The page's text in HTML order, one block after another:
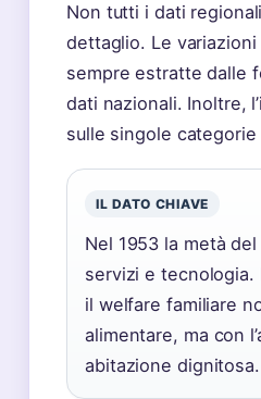
Non tutti i dati
dettaglio. Le
sempre estratte dalle
dati nazionali. Inoltre,
sulle singole
IL DATO CHIAVE
Nel 1953 la metà
servizi e
il welfare familiare
alimentare, ma con
abitazione dignitosa.